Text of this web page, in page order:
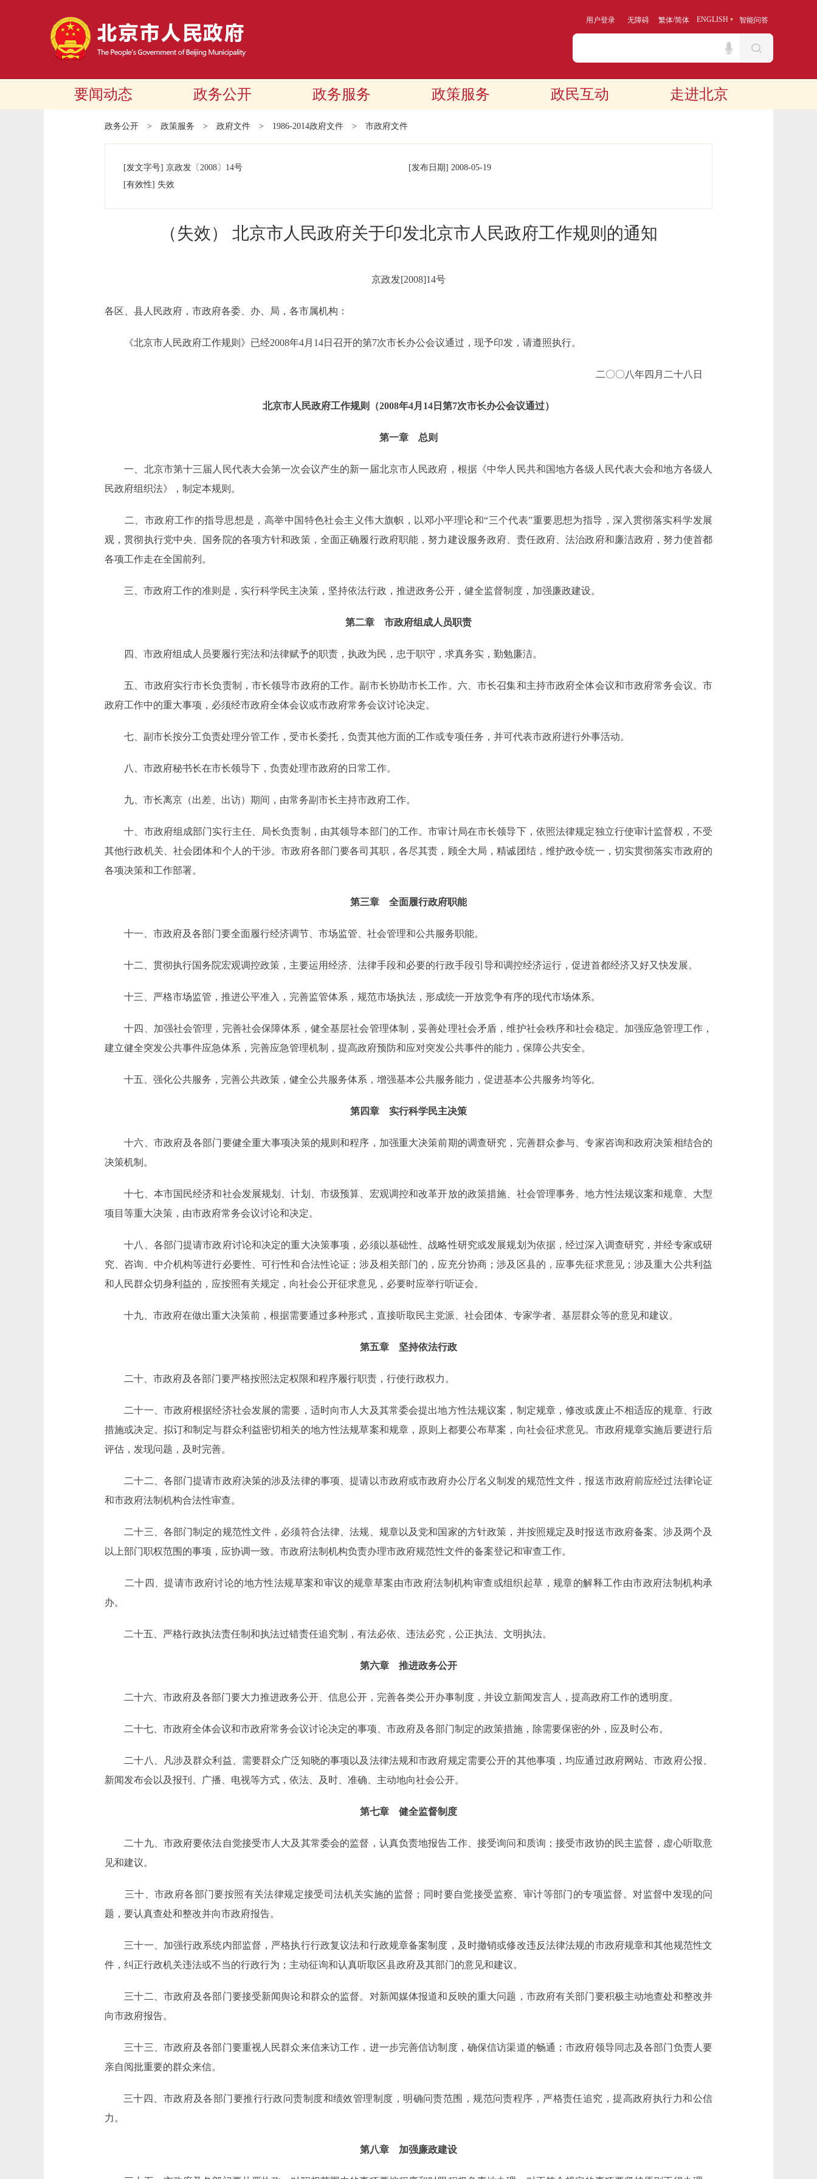
用户登录 无障碍 繁体/简体 ENGLISH 智能问答
要闻动态 政务公开 政务服务 政策服务 政民互动 走进北京
政务公开 > 政策服务 > 政府文件 > 1986-2014政府文件 > 市政府文件
[发文字号] 京政发 〔2008〕 14号 [发布日期] 2008-05-19
[有效性] 失效
（失效） 北京市人民政府关于印发北京市人民政府工作规则的通知
京政发[2008]14号
各区、县人民政府，市政府各委、办、局，各市属机构：
《北京市人民政府工作规则》已经2008年4月14日召开的第7次市长办公会议通过，现予印发，请遵照执行。
二〇〇八年四月二十八日
北京市人民政府工作规则（2008年4月14日第7次市长办公会议通过）
第一章 总则
一、北京市第十三届人民代表大会第一次会议产生的新一届北京市人民政府，根据《中华人民共和国地方各级人民代表大会和地方各级人
民政府组织法》，制定本规则。
二、市政府工作的指导思想是，高举中国特色社会主义伟大旗帜，以邓小平理论和“三个代表”重要思想为指导，深入贯彻落实科学发展
观，贯彻执行党中央、国务院的各项方针和政策，全面正确履行政府职能，努力建设服务政府、责任政府、法治政府和廉洁政府，努力使首都
各项工作走在全国前列。
三、市政府工作的准则是，实行科学民主决策，坚持依法行政，推进政务公开，健全监督制度，加强廉政建设。
第二章 市政府组成人员职责
四、市政府组成人员要履行宪法和法律赋予的职责，执政为民，忠于职守，求真务实，勤勉廉洁。
五、市政府实行市长负责制，市长领导市政府的工作。副市长协助市长工作。六、市长召集和主持市政府全体会议和市政府常务会议。市
政府工作中的重大事项，必须经市政府全体会议或市政府常务会议讨论决定。
七、副市长按分工负责处理分管工作，受市长委托，负责其他方面的工作或专项任务，并可代表市政府进行外事活动。
八、市政府秘书长在市长领导下，负责处理市政府的日常工作。
九、市长离京（出差、出访）期间，由常务副市长主持市政府工作。
十、市政府组成部门实行主任、局长负责制，由其领导本部门的工作。市审计局在市长领导下，依照法律规定独立行使审计监督权，不受
其他行政机关、社会团体和个人的干涉。市政府各部门要各司其职，各尽其责，顾全大局，精诚团结，维护政令统一，切实贯彻落实市政府的
各项决策和工作部署。
第三章 全面履行政府职能
十一、市政府及各部门要全面履行经济调节、市场监管、社会管理和公共服务职能。
十二、贯彻执行国务院宏观调控政策，主要运用经济、法律手段和必要的行政手段引导和调控经济运行，促进首都经济又好又快发展。
十三、严格市场监管，推进公平准入，完善监管体系，规范市场执法，形成统一开放竞争有序的现代市场体系。
十四、加强社会管理，完善社会保障体系，健全基层社会管理体制，妥善处理社会矛盾，维护社会秩序和社会稳定。加强应急管理工作，
建立健全突发公共事件应急体系，完善应急管理机制，提高政府预防和应对突发公共事件的能力，保障公共安全。
十五、强化公共服务，完善公共政策，健全公共服务体系，增强基本公共服务能力，促进基本公共服务均等化。
第四章 实行科学民主决策
十六、市政府及各部门要健全重大事项决策的规则和程序，加强重大决策前期的调查研究，完善群众参与、专家咨询和政府决策相结合的
决策机制。
十七、本市国民经济和社会发展规划、计划、市级预算、宏观调控和改革开放的政策措施、社会管理事务、地方性法规议案和规章、大型
项目等重大决策，由市政府常务会议讨论和决定。
十八、各部门提请市政府讨论和决定的重大决策事项，必须以基础性、战略性研究或发展规划为依据，经过深入调查研究，并经专家或研
究、咨询、中介机构等进行必要性、可行性和合法性论证；涉及相关部门的，应充分协商；涉及区县的，应事先征求意见；涉及重大公共利益
和人民群众切身利益的，应按照有关规定，向社会公开征求意见，必要时应举行听证会。
十九、市政府在做出重大决策前，根据需要通过多种形式，直接听取民主党派、社会团体、专家学者、基层群众等的意见和建议。
第五章 坚持依法行政
二十、市政府及各部门要严格按照法定权限和程序履行职责，行使行政权力。
二十一、市政府根据经济社会发展的需要，适时向市人大及其常委会提出地方性法规议案，制定规章，修改或废止不相适应的规章、行政
措施或决定。拟订和制定与群众利益密切相关的地方性法规草案和规章，原则上都要公布草案，向社会征求意见。市政府规章实施后要进行后
评估，发现问题，及时完善。
二十二、各部门提请市政府决策的涉及法律的事项、提请以市政府或市政府办公厅名义制发的规范性文件，报送市政府前应经过法律论证
和市政府法制机构合法性审查。
二十三、各部门制定的规范性文件，必须符合法律、法规、规章以及党和国家的方针政策，并按照规定及时报送市政府备案。涉及两个及
以上部门职权范围的事项，应协调一致。市政府法制机构负责办理市政府规范性文件的备案登记和审查工作。
二十四、提请市政府讨论的地方性法规草案和审议的规章草案由市政府法制机构审查或组织起草，规章的解释工作由市政府法制机构承
办。
二十五、严格行政执法责任制和执法过错责任追究制，有法必依、违法必究，公正执法、文明执法。
第六章 推进政务公开
二十六、市政府及各部门要大力推进政务公开、信息公开，完善各类公开办事制度，并设立新闻发言人，提高政府工作的透明度。
二十七、市政府全体会议和市政府常务会议讨论决定的事项、市政府及各部门制定的政策措施，除需要保密的外，应及时公布。
二十八、凡涉及群众利益、需要群众广泛知晓的事项以及法律法规和市政府规定需要公开的其他事项，均应通过政府网站、市政府公报、
新闻发布会以及报刊、广播、电视等方式，依法、及时、准确、主动地向社会公开。
第七章 健全监督制度
二十九、市政府要依法自觉接受市人大及其常委会的监督，认真负责地报告工作、接受询问和质询；接受市政协的民主监督，虚心听取意
见和建议。
三十、市政府各部门要按照有关法律规定接受司法机关实施的监督；同时要自觉接受监察、审计等部门的专项监督。对监督中发现的问
题，要认真查处和整改并向市政府报告。
三十一、加强行政系统内部监督，严格执行行政复议法和行政规章备案制度，及时撤销或修改违反法律法规的市政府规章和其他规范性文
件，纠正行政机关违法或不当的行政行为；主动征询和认真听取区县政府及其部门的意见和建议。
三十二、市政府及各部门要接受新闻舆论和群众的监督。对新闻媒体报道和反映的重大问题，市政府有关部门要积极主动地查处和整改并
向市政府报告。
三十三、市政府及各部门要重视人民群众来信来访工作，进一步完善信访制度，确保信访渠道的畅通；市政府领导同志及各部门负责人要
亲自阅批重要的群众来信。
三十四、市政府及各部门要推行行政问责制度和绩效管理制度，明确问责范围，规范问责程序，严格责任追究，提高政府执行力和公信
力。
第八章 加强廉政建设